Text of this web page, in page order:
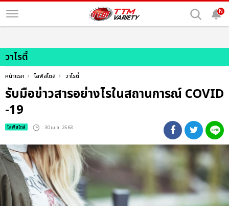
N
วาไรตี้
หน้าแรก ไลฟ์สไตล์ วาไรตี้
รับมือข่าวสารอย่างไรในสถานการณ์ COVID
-19
ไลฟ์สไตล์ : 30 เม.ย. 2563